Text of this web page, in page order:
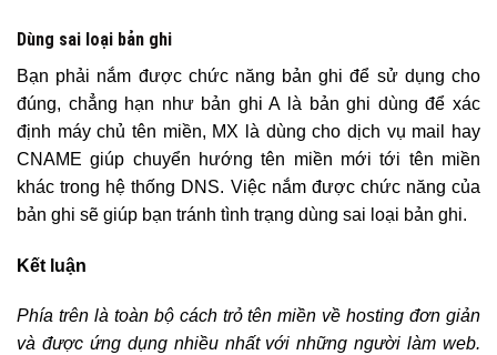
Dùng sai loại bản ghi
Bạn phải nắm được chức năng bản ghi để sử dụng cho
đúng, chẳng hạn như bản ghi A là bản ghi dùng để xác
định máy chủ tên miền, MX là dùng cho dịch vụ mail hay
CNAME giúp chuyển hướng tên miền mới tới tên miền
khác trong hệ thống DNS. Việc nắm được chức năng của
bản ghi sẽ giúp bạn tránh tình trạng dùng sai loại bản ghi.
Kết luận
Phía trên là toàn bộ cách trỏ tên miền về hosting đơn giản
và được ứng dụng nhiều nhất với những người làm web.